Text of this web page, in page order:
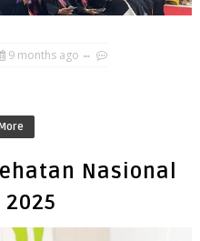
9 months ago
Nasional